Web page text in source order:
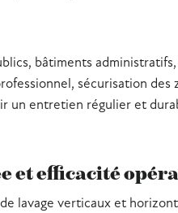
bâtiments
sécurisation des
un entretien régulier et
et efficacité
lavage verticaux et